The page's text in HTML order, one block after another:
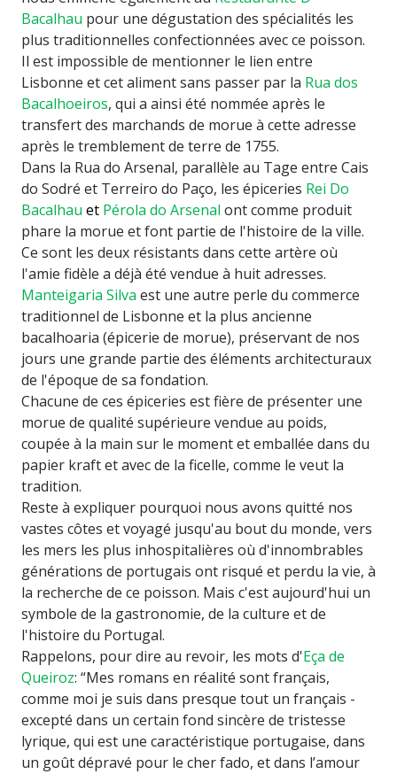
Bacalhau pour une dégustation des spécialités les
plus traditionnelles confectionnées avec ce poisson.
Il est impossible de mentionner le lien entre
Lisbonne et cet aliment sans passer par la Rua dos
Bacalhoeiros, qui a ainsi été nommée après le
transfert des marchands de morue à cette adresse
après le tremblement de terre de 1755.
Dans la Rua do Arsenal, parallèle au Tage entre Cais
do Sodré et Terreiro do Paço, les épiceries Rei Do
Bacalhau et Pérola do Arsenal ont comme produit
phare la morue et font partie de l'histoire de la ville.
Ce sont les deux résistants dans cette artère où
l'amie fidèle a déjà été vendue à huit adresses.
Manteigaria Silva est une autre perle du commerce
traditionnel de Lisbonne et la plus ancienne
bacalhoaria (épicerie de morue), préservant de nos
jours une grande partie des éléments architecturaux
de l'époque de sa fondation.
Chacune de ces épiceries est fière de présenter une
morue de qualité supérieure vendue au poids,
coupée à la main sur le moment et emballée dans du
papier kraft et avec de la ficelle, comme le veut la
tradition.
Reste à expliquer pourquoi nous avons quitté nos
vastes côtes et voyagé jusqu'au bout du monde, vers
les mers les plus inhospitalières où d'innombrables
générations de portugais ont risqué et perdu la vie, à
la recherche de ce poisson. Mais c'est aujourd'hui un
symbole de la gastronomie, de la culture et de
l'histoire du Portugal.
Rappelons, pour dire au revoir, les mots d'Eça de
Queiroz: “Mes romans en réalité sont français,
comme moi je suis dans presque tout un français -
excepté dans un certain fond sincère de tristesse
lyrique, qui est une caractéristique portugaise, dans
un goût dépravé pour le cher fado, et dans l’amour